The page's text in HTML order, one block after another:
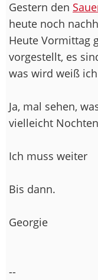
Gestern den
heute noch
Heute Vormittag
vorgestellt, es
was wird weiß
Ja, mal sehen,
vielleicht
Ich muss weiter
Bis dann.
Georgie
--